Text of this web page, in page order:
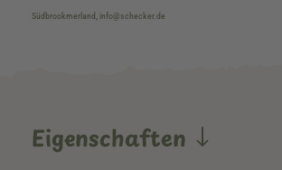
Südbrookmerland, info@schecker.de
Eigenschaften